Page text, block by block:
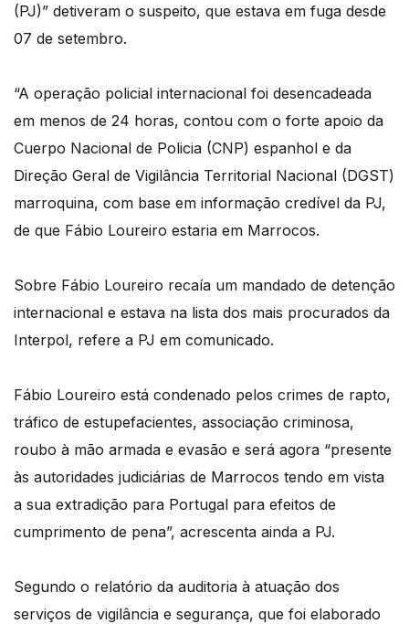
(PJ)” detiveram o suspeito, que estava em fuga desde
07 de setembro.
“A operação policial internacional foi desencadeada
em menos de 24 horas, contou com o forte apoio da
Cuerpo Nacional de Policia (CNP) espanhol e da
Direção Geral de Vigilância Territorial Nacional (DGST)
marroquina, com base em informação credível da PJ,
de que Fábio Loureiro estaria em Marrocos.
Sobre Fábio Loureiro recaía um mandado de detenção
internacional e estava na lista dos mais procurados da
Interpol, refere a PJ em comunicado.
Fábio Loureiro está condenado pelos crimes de rapto,
tráfico de estupefacientes, associação criminosa,
roubo à mão armada e evasão e será agora “presente
às autoridades judiciárias de Marrocos tendo em vista
a sua extradição para Portugal para efeitos de
cumprimento de pena”, acrescenta ainda a PJ.
Segundo o relatório da auditoria à atuação dos
serviços de vigilância e segurança, que foi elaborado